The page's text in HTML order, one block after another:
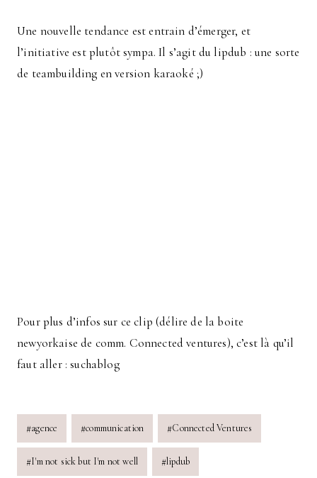
Une nouvelle tendance est entrain d’émerger, et
l’initiative est plutôt sympa. Il s’agit du lipdub : une sorte
de teambuilding en version karaoké ;)
Pour plus d’infos sur ce clip (délire de la boite
newyorkaise de comm. Connected ventures), c’est là qu’il
faut aller : suchablog
Post
Tags:
#agence #communication #Connected Ventures
#I'm not sick but I'm not well #lipdub